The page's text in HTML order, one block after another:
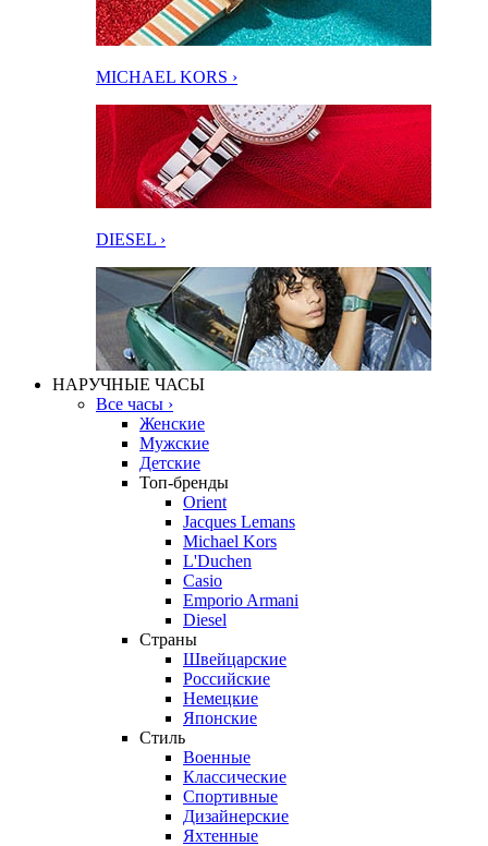
MICHAEL KORS ›
DIESEL ›
НАРУЧНЫЕ ЧАСЫ
Все часы ›
Женские
Мужские
Детские
Топ-бренды
Orient
Jacques Lemans
Michael Kors
L'Duchen
Casio
Emporio Armani
Diesel
Страны
Швейцарские
Российские
Немецкие
Японские
Стиль
Военные
Классические
Спортивные
Дизайнерские
Яхтенные